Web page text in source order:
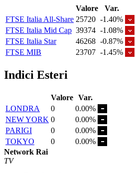
Valore
Var.
FTSE Italia All-Share 25720 -1.40%
FTSE Italia Mid Cap 39374 -1.08%
FTSE Italia Star
46268 -0.87%
FTSE MIB
23707 -1.45%
Indici Esteri
Valore Var.
LONDRA
0
0.00%
NEW YORK 0
0.00%
PARIGI
0
0.00%
TOKYO
0
0.00%
Network Rai
TV